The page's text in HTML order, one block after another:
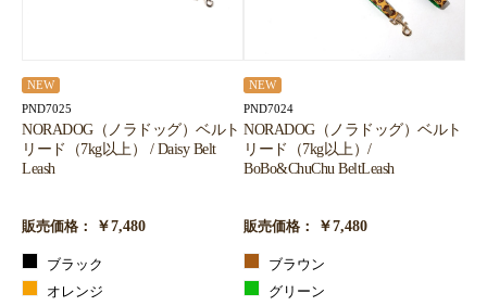
NEW
PND7025
NORADOG（ノラドッグ）ベルト
リード（7kg以上） / Daisy Belt
Leash
販売価格： ￥7,480
ブラック
オレンジ
NEW
PND7024
NORADOG（ノラドッグ）ベルト
リード（7kg以上）/
BoBo&ChuChu BeltLeash
販売価格： ￥7,480
ブラウン
グリーン